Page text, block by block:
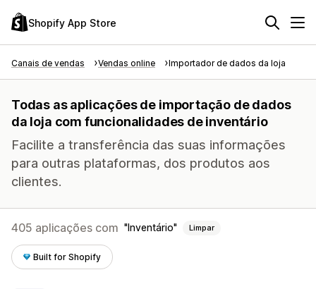
Shopify App Store
Canais de vendas Vendas online Importador de dados da loja
Todas as aplicações de importação de dados
da loja com funcionalidades de inventário
Facilite a transferência das suas informações
para outras plataformas, dos produtos aos
clientes.
405 aplicações com Inventário Limpar
Built for Shopify